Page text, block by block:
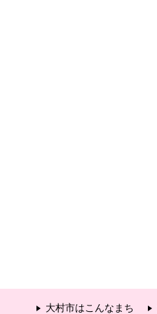
大村市はこんなまち